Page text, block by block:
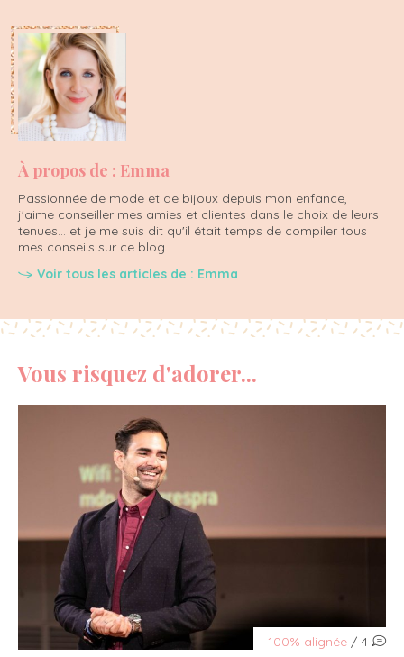
À propos de : Emma
Passionnée de mode et de bijoux depuis mon enfance,
j'aime conseiller mes amies et clientes dans le choix de leurs
tenues... et je me suis dit qu'il était temps de compiler tous
mes conseils sur ce blog !
Voir tous les articles de : Emma
Vous risquez d'adorer...
100% alignée / 4